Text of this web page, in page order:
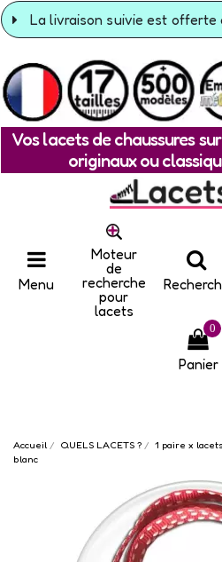
La livraison suivie est offerte
Vos lacets de chaussures
originaux ou
Menu
Moteur
de
recherche
pour
lacets
0
Panier
Accueil QUELS LACETS ?
1 paire x
blanc